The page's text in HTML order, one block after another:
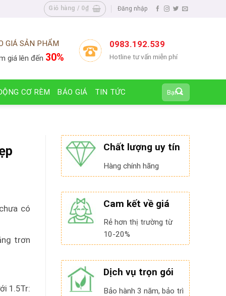
Giỏ hàng / 0₫ Đăng nhập
GIÁ SẢN PHẨM
giá lên đến 30%
0983.192.539
Hotline tư vấn miễn phí
CƠ RÈM BÁO GIÁ TIN TỨC
Tìm
kiếm:
Chất lượng uy tín
Hàng chính hãng
Cam kết về giá
Rẻ hơn thị trường từ
10-20%
Dịch vụ trọn gói
Bảo hành 3 năm, bảo trì
có
trơn
1.5Tr: